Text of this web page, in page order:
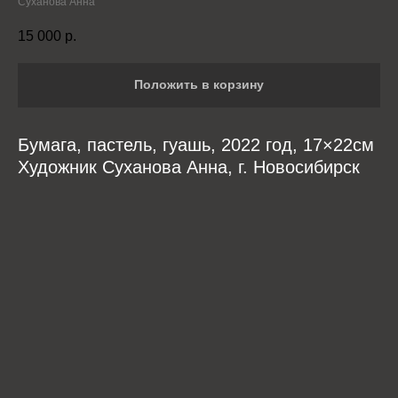
15 000 р.
Положить в корзину
Бумага, пастель, гуашь, 2022 год, 17×22см
Художник Суханова Анна, г. Новосибирск